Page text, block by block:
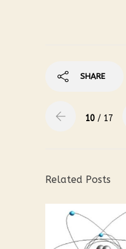
SHARE
10 / 17
Related Posts